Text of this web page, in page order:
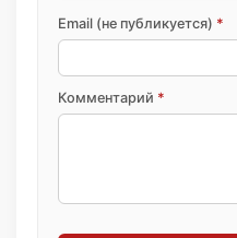
Email (не публикуется) *
Комментарий *